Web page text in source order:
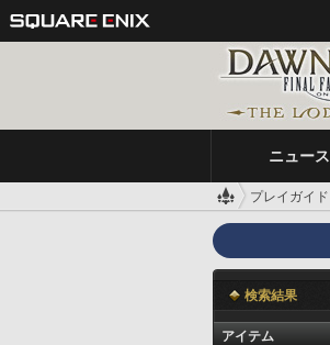
ニュース
プレイガイド
検索結果
アイテム